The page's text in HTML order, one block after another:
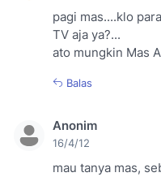
pagi mas....klo
TV aja ya?...
ato mungkin Mas
Balas
Anonim
16/4/12
mau tanya mas,